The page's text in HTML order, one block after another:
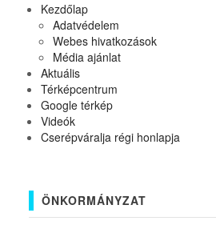
Kezdőlap
Adatvédelem
Webes hivatkozások
Média ajánlat
Aktuális
Térképcentrum
Google térkép
Videók
Cserépváralja régi honlapja
ÖNKORMÁNYZAT